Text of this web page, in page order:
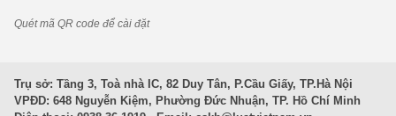
Quét mã QR code để cài đặt
Trụ sở: Tầng 3, Toà nhà IC, 82 Duy Tân, P.Cầu Giấy, TP.Hà Nội
VPĐD: 648 Nguyễn Kiệm, Phường Đức Nhuận, TP. Hồ Chí Minh